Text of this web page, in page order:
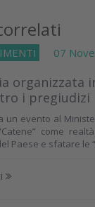
07
organizzata
i pregiudizi
un evento al
come
Paese e sfatare le